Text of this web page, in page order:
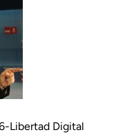
Libertad Digital